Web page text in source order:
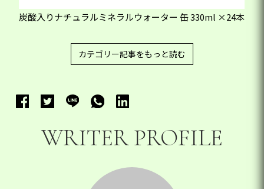
炭酸入りナチュラルミネラルウォーター 缶 330ml ×24本
カテゴリー記事をもっと読む
WRITER PROFILE